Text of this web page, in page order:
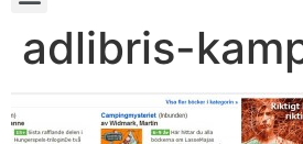
adlibris-